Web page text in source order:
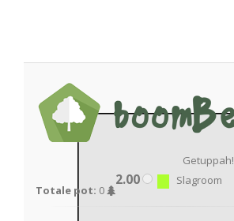
Totale pot: 0
Getuppah!
2.00
Slagroom